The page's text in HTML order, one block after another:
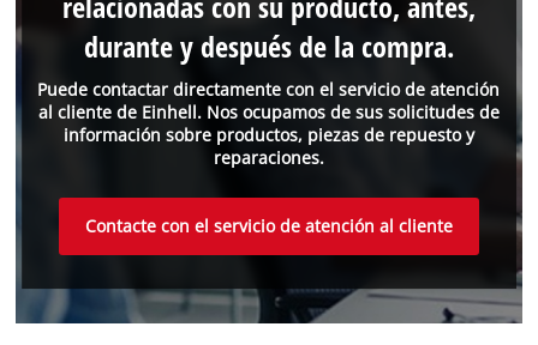
Puede contactar directamente con el servicio de atención
al cliente de Einhell. Nos ocupamos de sus solicitudes de
información sobre productos, piezas de repuesto y
reparaciones.
durante y después de la compra.
Contacte con el servicio de atención al cliente